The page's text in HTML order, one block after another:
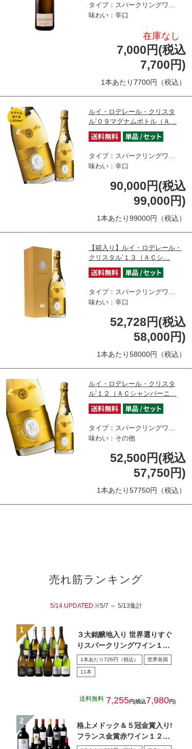
タイプ：スパークリングワ…
味わい：辛口
在庫なし
7,000円(税込
7,700円)
1本あたり7700円（税込）
ルイ・ロデレール・クリスタ
ル’０９マグナムボトル（Ａ…
タイプ：スパークリングワ…
味わい：辛口
90,000円(税込
99,000円)
1本あたり99000円（税込）
【箱入り】ルイ・ロデレール・
クリスタル’１３（ＡＣシ…
タイプ：スパークリングワ…
味わい：辛口
52,728円(税込
58,000円)
1本あたり58000円（税込）
ルイ・ロデレール・クリスタ
ル’１２（ＡＣシャンパーニ…
タイプ：スパークリングワ…
味わい：その他
52,500円(税込
57,750円)
1本あたり57750円（税込）
売れ筋ランキング
5/14 UPDATED ※5/7 ～ 5/13集計
３大銘醸地入り 世界選りすぐ
りスパークリングワイン１１
本セット 第４３弾
1本あたり726円（税込） 世界各国
11本
送料無料 7,255円(税込7,980円)
格上メドック＆５冠金賞入り!
フランス金賞赤ワイン１２本
セット 第１０８弾